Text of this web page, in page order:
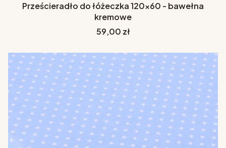
Prześcieradło do łóżeczka 120x60 - bawełna
kremowe
Cena
59,00 zł